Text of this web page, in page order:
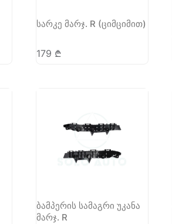
სარკე მარჯ. R (ციმციმით)
179 ₾
ბამპერის სამაგრი უკანა
მარჯ. R